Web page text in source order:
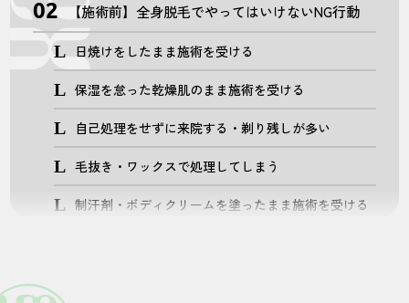
【施術前】全身脱毛でやってはいけないNG行動
日焼けをしたまま施術を受ける
保湿を怠った乾燥肌のまま施術を受ける
自己処理をせずに来院する・剃り残しが多い
毛抜き・ワックスで処理してしまう
制汗剤・ボディクリームを塗ったまま施術を受ける